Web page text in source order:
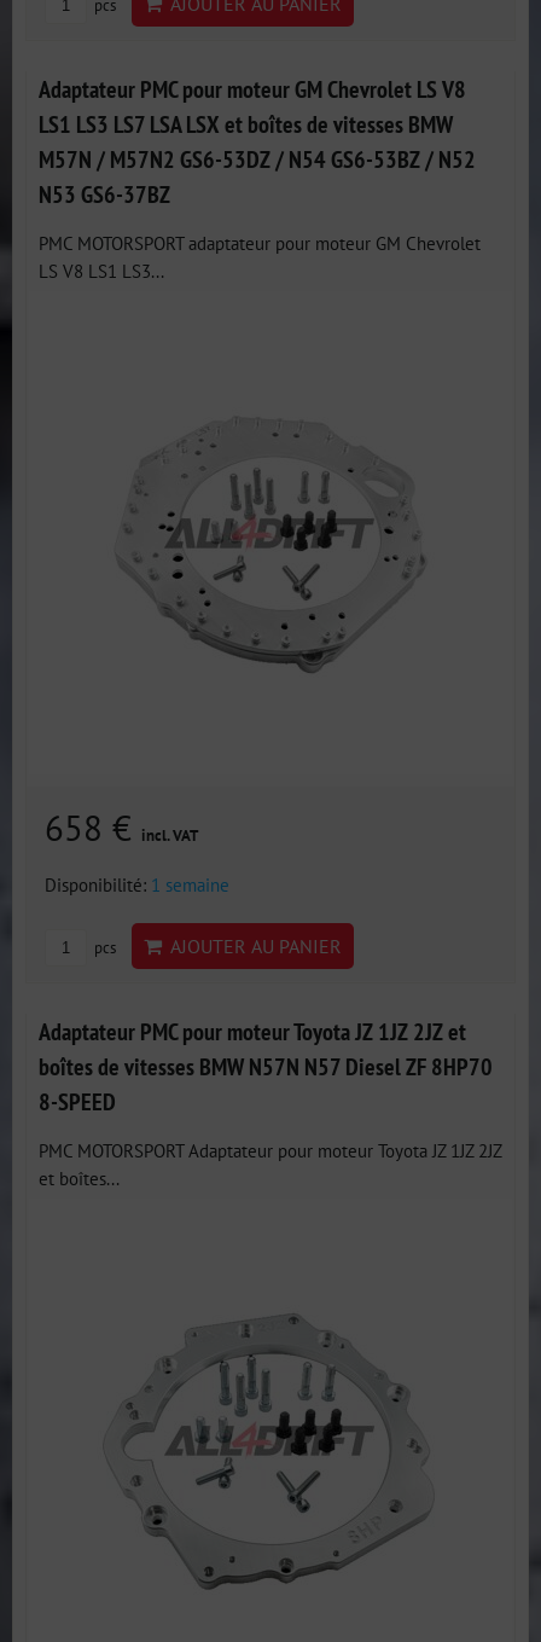
pcs
Adaptateur PMC pour moteur GM Chevrolet LS V8
LS1 LS3 LS7 LSA LSX et boîtes de vitesses BMW
M57N / M57N2 GS6-53DZ / N54 GS6-53BZ / N52
N53 GS6-37BZ
PMC MOTORSPORT adaptateur pour moteur GM Chevrolet
LS V8 LS1 LS3...
658 € incl. VAT
Disponibilité: 1 semaine
pcs AJOUTER AU PANIER
Adaptateur PMC pour moteur Toyota JZ 1JZ 2JZ et
boîtes de vitesses BMW N57N N57 Diesel ZF 8HP70
8-SPEED
PMC MOTORSPORT Adaptateur pour moteur Toyota JZ 1JZ 2JZ
et boîtes...